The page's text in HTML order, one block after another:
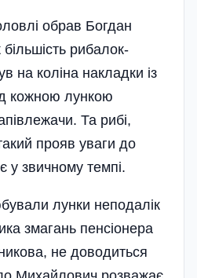
обрав Богдан
рибалок-
на коліна накладки із
кожною лункою
Та рибі,
прояв уваги до
у звичному темпі.
лунки неподалік
змагань пенсіонера
не доводиться